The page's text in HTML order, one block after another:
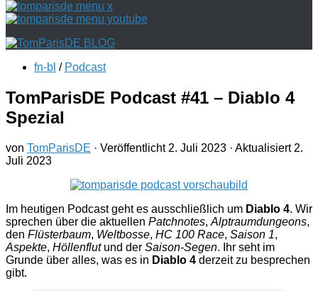
fn-bl / Podcast
TomParisDE Podcast #41 – Diablo 4
Spezial
von TomParisDE · Veröffentlicht 2. Juli 2023 · Aktualisiert 2.
Juli 2023
Im heutigen Podcast geht es ausschließlich um Diablo 4. Wir
sprechen über die aktuellen Patchnotes, Alptraumdungeons,
den Flüsterbaum, Weltbosse, HC 100 Race, Saison 1,
Aspekte, Höllenflutund der Saison-Segen. Ihr seht im
Grunde über alles, was es in Diablo 4 derzeit zu besprechen
gibt.